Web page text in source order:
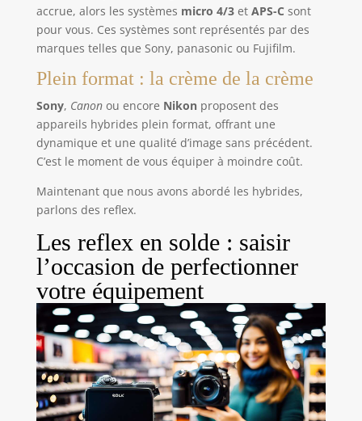
accrue, alors les systèmes micro 4/3et APS-C sont
pour vous. Ces systèmes sont représentés par des
marques telles que Sony, panasonic ou Fujifilm.
Plein format : la crème de la crème
Sony, Canonou encore Nikon proposent des
appareils hybrides plein format, offrant une
dynamique et une qualité d’image sans précédent.
C’est le moment de vous équiper à moindre coût.
Maintenant que nous avons abordé les hybrides,
parlons des reflex.
Les reflex en solde : saisir
l’occasion de perfectionner
votre équipement